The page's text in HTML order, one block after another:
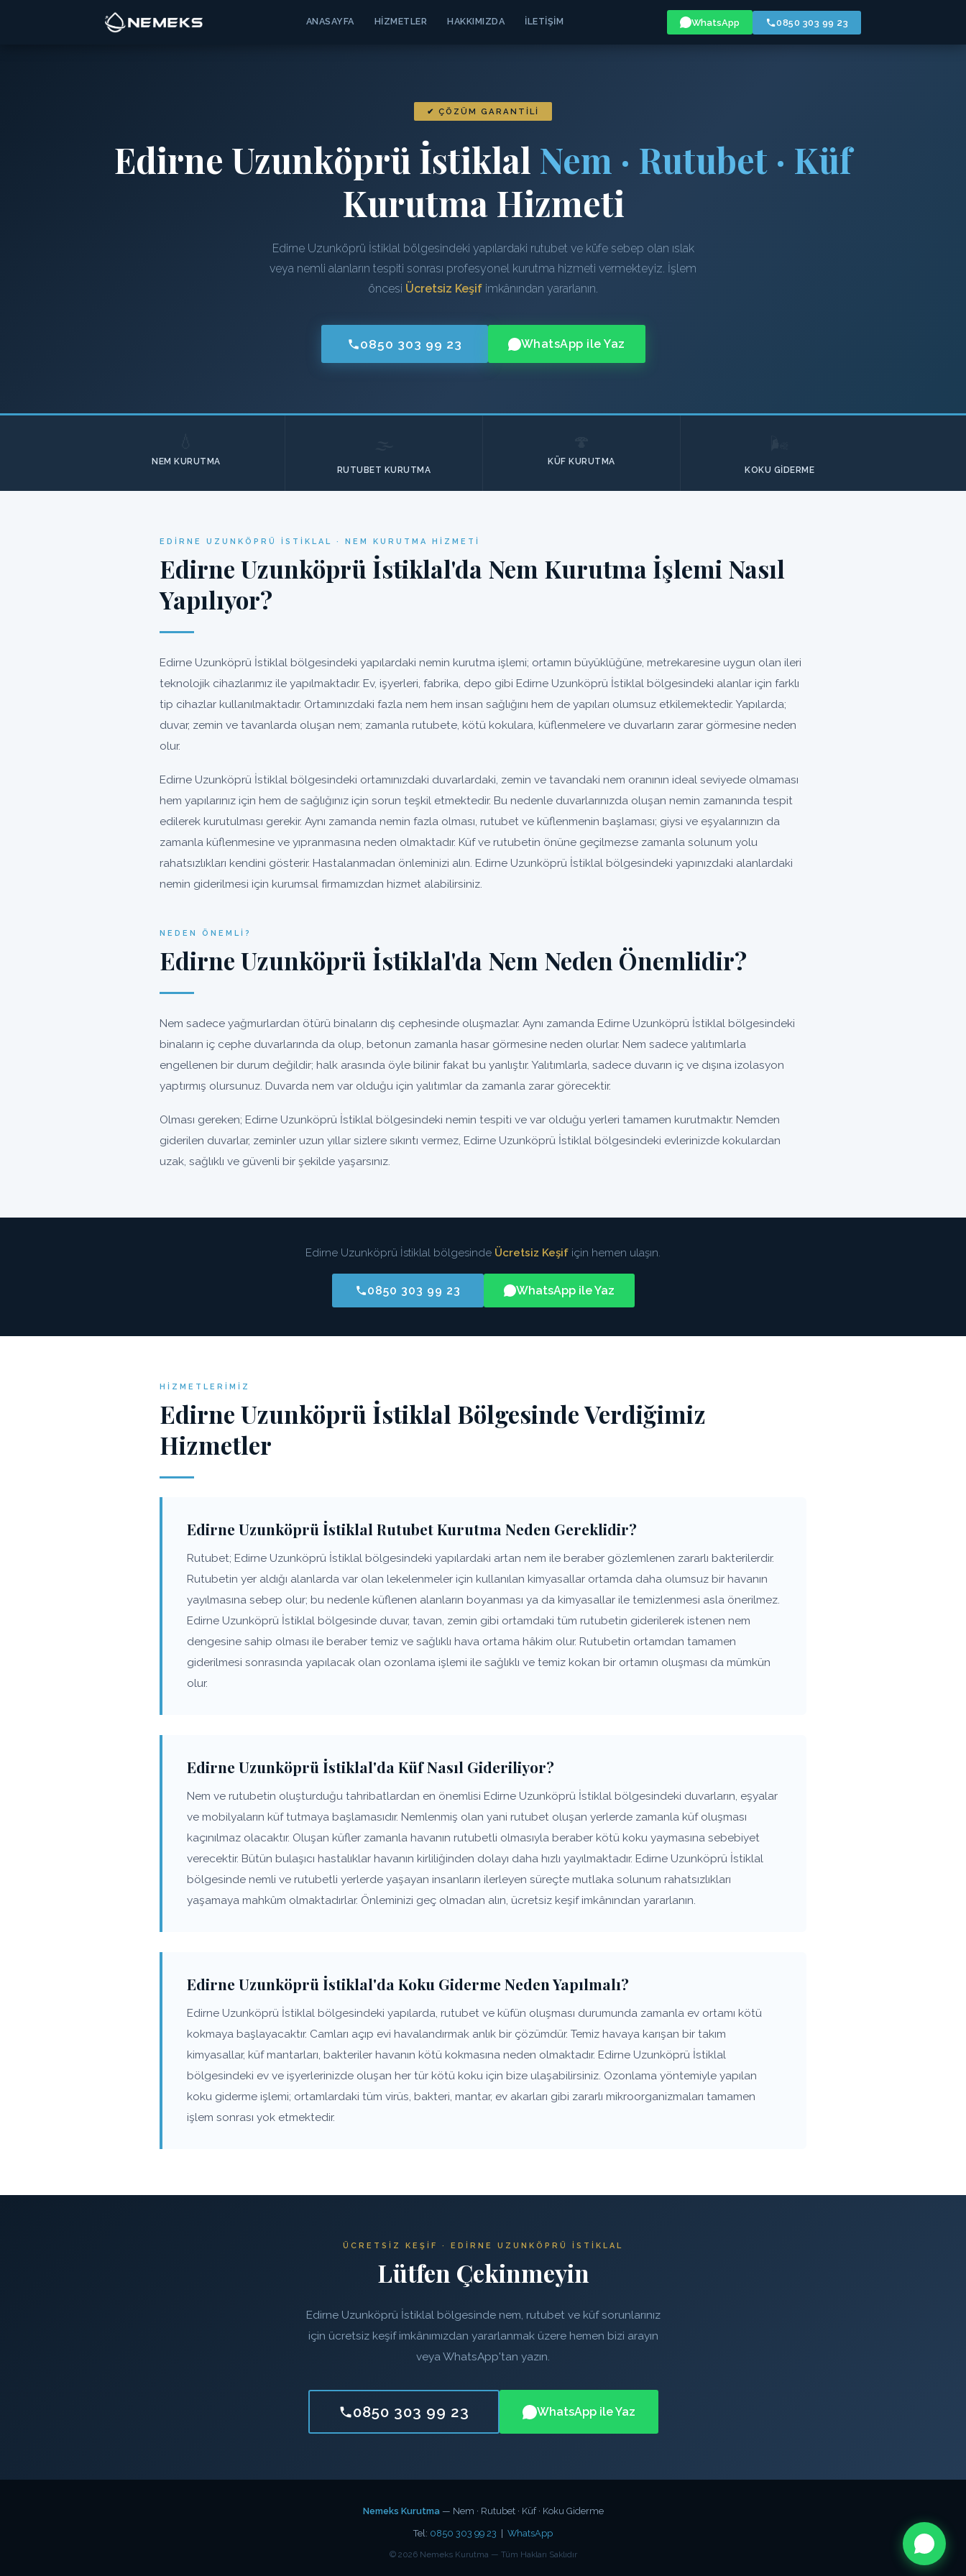
ANASAYFA HIZMETLER HAKKIMIZDA İLETIŞIM WhatsApp 0850 303 99 23
✔ ÇÖZÜM GARANTILI
Edirne Uzunköprü İstiklal Nem · Rutubet · Küf
Kurutma Hizmeti
Edirne Uzunköprü İstiklal bölgesindeki yapılardaki rutubet ve küfe sebep olan ıslak
veya nemli alanların tespiti sonrası profesyonel kurutma hizmeti vermekteyiz. İşlem
öncesi Ücretsiz Keşif imkânından yararlanın.
0850 303 99 23 WhatsApp ile Yaz
NEM KURUTMA
RUTUBET KURUTMA
KÜF KURUTMA
KOKU GIDERME
EDIRNE UZUNKÖPRÜ İSTIKLAL · NEM KURUTMA HIZMETI
Edirne Uzunköprü İstiklal'da Nem Kurutma İşlemi Nasıl
Yapılıyor?
Edirne Uzunköprü İstiklal bölgesindeki yapılardaki nemin kurutma işlemi; ortamın büyüklüğüne, metrekaresine uygun olan ileri
teknolojik cihazlarımız ile yapılmaktadır. Ev, işyerleri, fabrika, depo gibi Edirne Uzunköprü İstiklal bölgesindeki alanlar için farklı
tip cihazlar kullanılmaktadır. Ortamınızdaki fazla nem hem insan sağlığını hem de yapıları olumsuz etkilemektedir. Yapılarda;
duvar, zemin ve tavanlarda oluşan nem; zamanla rutubete, kötü kokulara, küflenmelere ve duvarların zarar görmesine neden
olur.
Edirne Uzunköprü İstiklal bölgesindeki ortamınızdaki duvarlardaki, zemin ve tavandaki nem oranının ideal seviyede olmaması
hem yapılarınız için hem de sağlığınız için sorun teşkil etmektedir. Bu nedenle duvarlarınızda oluşan nemin zamanında tespit
edilerek kurutulması gerekir. Aynı zamanda nemin fazla olması, rutubet ve küflenmenin başlaması; giysi ve eşyalarınızın da
zamanla küflenmesine ve yıpranmasına neden olmaktadır. Küf ve rutubetin önüne geçilmezse zamanla solunum yolu
rahatsızlıkları kendini gösterir. Hastalanmadan önleminizi alın. Edirne Uzunköprü İstiklal bölgesindeki yapınızdaki alanlardaki
nemin giderilmesi için kurumsal firmamızdan hizmet alabilirsiniz.
NEDEN ÖNEMLI?
Edirne Uzunköprü İstiklal'da Nem Neden Önemlidir?
Nem sadece yağmurlardan ötürü binaların dış cephesinde oluşmazlar. Aynı zamanda Edirne Uzunköprü İstiklal bölgesindeki
binaların iç cephe duvarlarında da olup, betonun zamanla hasar görmesine neden olurlar. Nem sadece yalıtımlarla
engellenen bir durum değildir; halk arasında öyle bilinir fakat bu yanlıştır. Yalıtımlarla, sadece duvarın iç ve dışına izolasyon
yaptırmış olursunuz. Duvarda nem var olduğu için yalıtımlar da zamanla zarar görecektir.
Olması gereken; Edirne Uzunköprü İstiklal bölgesindeki nemin tespiti ve var olduğu yerleri tamamen kurutmaktır. Nemden
giderilen duvarlar, zeminler uzun yıllar sizlere sıkıntı vermez, Edirne Uzunköprü İstiklal bölgesindeki evlerinizde kokulardan
uzak, sağlıklı ve güvenli bir şekilde yaşarsınız.
Edirne Uzunköprü İstiklal bölgesinde Ücretsiz Keşif için hemen ulaşın.
0850 303 99 23 WhatsApp ile Yaz
HIZMETLERIMIZ
Edirne Uzunköprü İstiklal Bölgesinde Verdiğimiz
Hizmetler
Edirne Uzunköprü İstiklal Rutubet Kurutma Neden Gereklidir?
Rutubet; Edirne Uzunköprü İstiklal bölgesindeki yapılardaki artan nem ile beraber gözlemlenen zararlı bakterilerdir.
Rutubetin yer aldığı alanlarda var olan lekelenmeler için kullanılan kimyasallar ortamda daha olumsuz bir havanın
yayılmasına sebep olur; bu nedenle küflenen alanların boyanması ya da kimyasallar ile temizlenmesi asla önerilmez.
Edirne Uzunköprü İstiklal bölgesinde duvar, tavan, zemin gibi ortamdaki tüm rutubetin giderilerek istenen nem
dengesine sahip olması ile beraber temiz ve sağlıklı hava ortama hâkim olur. Rutubetin ortamdan tamamen
giderilmesi sonrasında yapılacak olan ozonlama işlemi ile sağlıklı ve temiz kokan bir ortamın oluşması da mümkün
olur.
Edirne Uzunköprü İstiklal'da Küf Nasıl Gideriliyor?
Nem ve rutubetin oluşturduğu tahribatlardan en önemlisi Edirne Uzunköprü İstiklal bölgesindeki duvarların, eşyalar
ve mobilyaların küf tutmaya başlamasıdır. Nemlenmiş olan yani rutubet oluşan yerlerde zamanla küf oluşması
kaçınılmaz olacaktır. Oluşan küfler zamanla havanın rutubetli olmasıyla beraber kötü koku yaymasına sebebiyet
verecektir. Bütün bulaşıcı hastalıklar havanın kirliliğinden dolayı daha hızlı yayılmaktadır. Edirne Uzunköprü İstiklal
bölgesinde nemli ve rutubetli yerlerde yaşayan insanların ilerleyen süreçte mutlaka solunum rahatsızlıkları
yaşamaya mahkûm olmaktadırlar. Önleminizi geç olmadan alın, ücretsiz keşif imkânından yararlanın.
Edirne Uzunköprü İstiklal'da Koku Giderme Neden Yapılmalı?
Edirne Uzunköprü İstiklal bölgesindeki yapılarda, rutubet ve küfün oluşması durumunda zamanla ev ortamı kötü
kokmaya başlayacaktır. Camları açıp evi havalandırmak anlık bir çözümdür. Temiz havaya karışan bir takım
kimyasallar, küf mantarları, bakteriler havanın kötü kokmasına neden olmaktadır. Edirne Uzunköprü İstiklal
bölgesindeki ev ve işyerlerinizde oluşan her tür kötü koku için bize ulaşabilirsiniz. Ozonlama yöntemiyle yapılan
koku giderme işlemi; ortamlardaki tüm virüs, bakteri, mantar, ev akarları gibi zararlı mikroorganizmaları tamamen
işlem sonrası yok etmektedir.
ÜCRETSIZ KEŞIF · EDIRNE UZUNKÖPRÜ İSTIKLAL
Lütfen Çekinmeyin
Edirne Uzunköprü İstiklal bölgesinde nem, rutubet ve küf sorunlarınız
için ücretsiz keşif imkânımızdan yararlanmak üzere hemen bizi arayın
veya WhatsApp'tan yazın.
0850 303 99 23 WhatsApp ile Yaz
Nemeks Kurutma— Nem · Rutubet · Küf · Koku Giderme
Tel: 0850 303 99 23 WhatsApp
© 2026Nemeks Kurutma — Tüm Hakları Saklıdır